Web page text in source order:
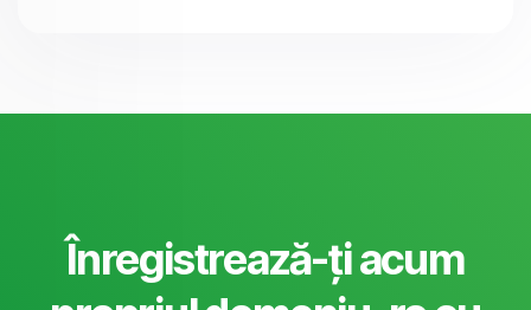
Înregistrează-ți acum